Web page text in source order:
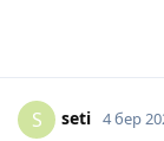
S seti 4 бер